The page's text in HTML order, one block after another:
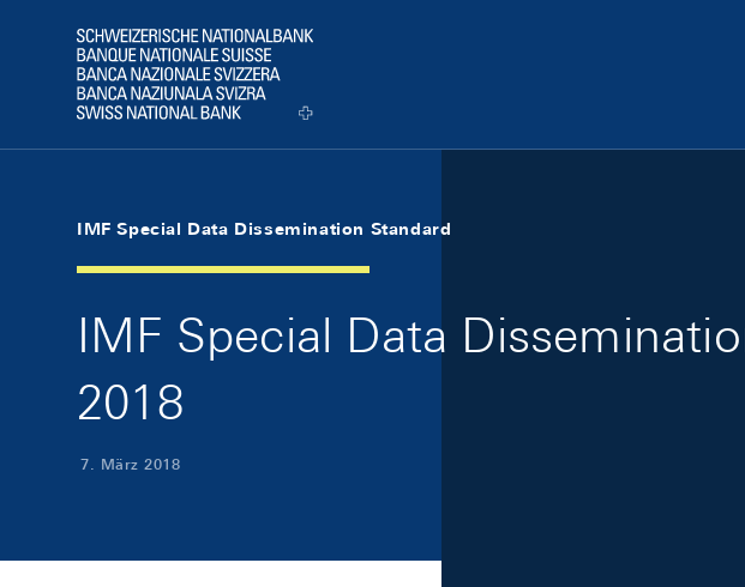
Logo
IMF Special Data Dissemination Standard
IMF Special Data
2018
7. März 2018